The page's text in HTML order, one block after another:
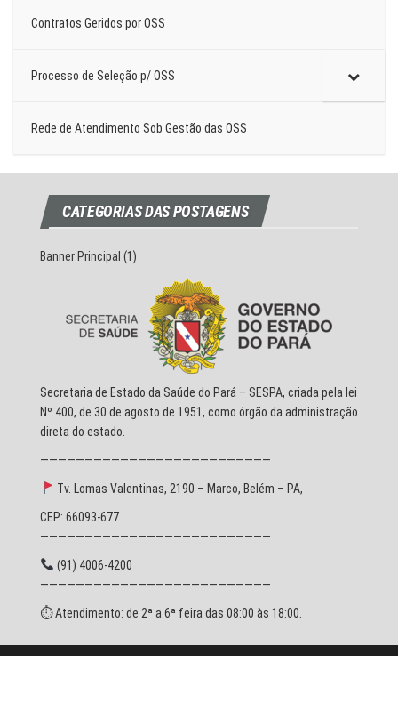
Contratos Geridos por OSS
Processo de Seleção p/ OSS
Rede de Atendimento Sob Gestão das OSS
CATEGORIAS DAS POSTAGENS
Banner Principal (1)
Secretaria de Estado da Saúde do Pará – SESPA, criada pela lei
Nº 400, de 30 de agosto de 1951, como órgão da administração
direta do estado.
——————————————————————————
Tv. Lomas Valentinas, 2190 – Marco, Belém – PA,
CEP: 66093-677
——————————————————————————
(91) 4006-4200
——————————————————————————
⏱ Atendimento: de 2ª a 6ª feira das 08:00 às 18:00.